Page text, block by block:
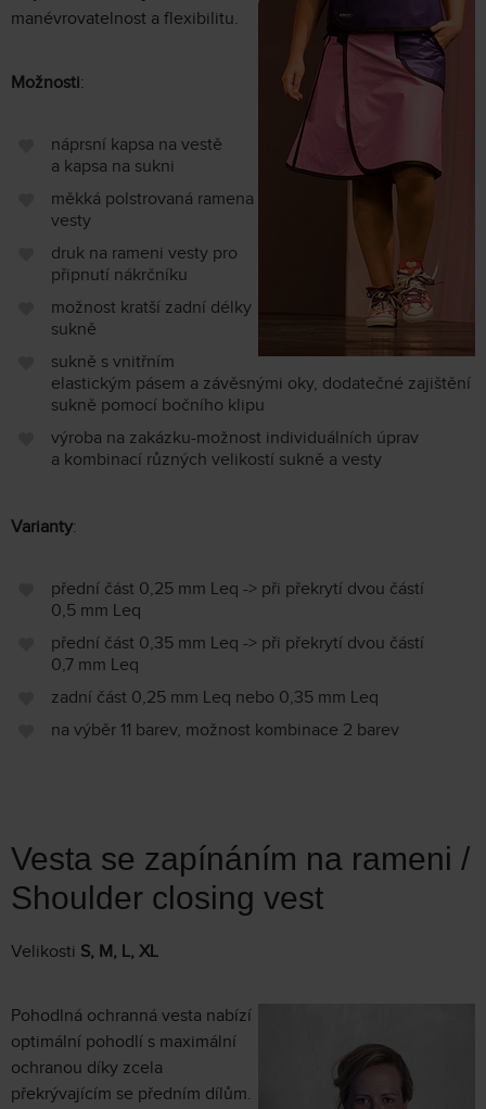
manévrovatelnost a flexibilitu.
Možnosti:
náprsní kapsa na vestě
a kapsa na sukni
měkká polstrovaná ramena
vesty
druk na rameni vesty pro
připnutí nákrčníku
možnost kratší zadní délky
sukně
sukně s vnitřním
elastickým pásem a závěsnými oky, dodatečné zajištění
sukně pomocí bočního klipu
výroba na zakázku-možnost individuálních úprav
a kombinací různých velikostí sukně a vesty
Varianty:
přední část 0,25 mm Leq -> při překrytí dvou částí
0,5 mm Leq
přední část 0,35 mm Leq -> při překrytí dvou částí
0,7 mm Leq
zadní část 0,25 mm Leq nebo 0,35 mm Leq
na výběr 11 barev, možnost kombinace 2 barev
Vesta se zapínáním na rameni /
Shoulder closing vest
Velikosti S, M, L, XL
Pohodlná ochranná vesta nabízí
optimální pohodlí s maximální
ochranou díky zcela
překrývajícím se předním dílům.